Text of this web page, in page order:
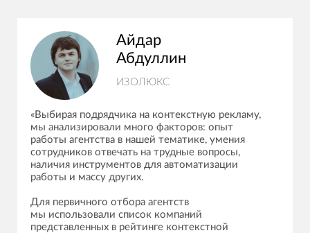
Айдар
Абдуллин
ИЗОЛЮКС
«Выбирая подрядчика на контекстную рекламу,
мы анализировали много факторов: опыт
работы агентства в нашей тематике, умения
сотрудников отвечать на трудные вопросы,
наличия инструментов для автоматизации
работы и массу других.
Для первичного отбора агентств
мы использовали список компаний
представленных в рейтинге контекстной